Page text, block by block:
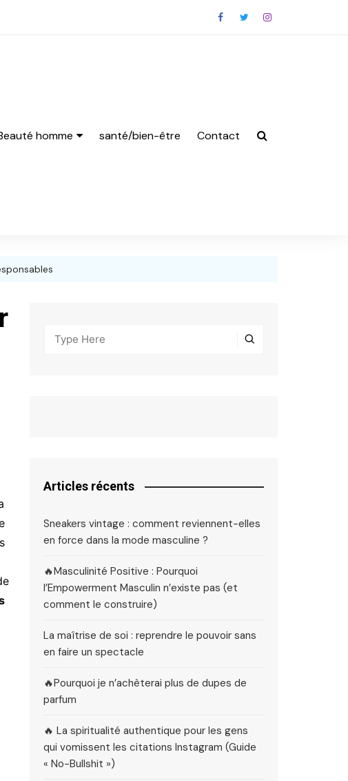
homme santé/bien-être Contact
Articles récents
Sneakers vintage : comment reviennent-elles
en force dans la mode masculine ?
🔥Masculinité Positive : Pourquoi
l’Empowerment Masculin n’existe pas (et
comment le construire)
La maîtrise de soi : reprendre le pouvoir sans
en faire un spectacle
🔥Pourquoi je n’achèterai plus de dupes de
parfum
🔥 La spiritualité authentique pour les gens
qui vomissent les citations Instagram (Guide
« No-Bullshit »)